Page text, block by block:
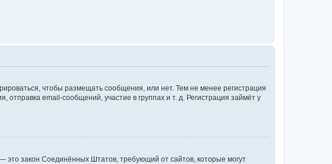
чтобы размещать сообщения, или нет. Тем не менее регистрация
email-сообщений, участие в группах и т. д. Регистрация займёт у
это закон Соединённых Штатов, требующий от сайтов, которые могут